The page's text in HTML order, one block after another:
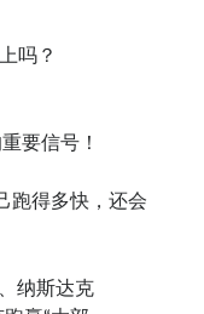
吗？
要信号！
跑得多快，还会
纳斯达克